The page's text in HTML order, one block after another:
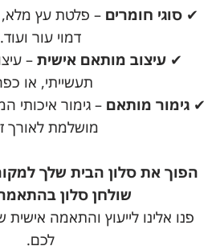
✔סוגי חומרים – פלטת עץ מלא,
דמוי עור ועוד.
✔ עיצוב מותאם אישית –
תעשייתי, או
✔גימור מותאם – גימור איכותי
מושלמת לאורך
הפוך את סלון הבית שלך
שולחן סלון
פנו אלינו לייעוץ והתאמה
לכם.